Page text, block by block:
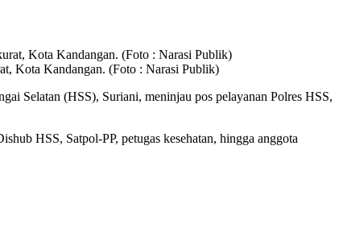
Kota Kandangan. (Foto : Narasi Publik)
Selatan (HSS), Suriani, meninjau pos pelayanan Polres HSS,
HSS, Satpol-PP, petugas kesehatan, hingga anggota